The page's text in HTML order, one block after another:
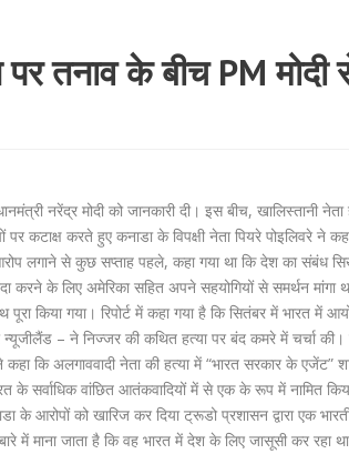
पर तनाव के बीच PM मोदी
नरेंद्र मोदी को जानकारी दी। इस बीच, खालिस्तानी नेता
कटाक्ष करते हुए कनाडा के विपक्षी नेता पियरे पोइलिवरे ने
लगाने से कुछ सप्ताह पहले, कहा गया था कि देश का संबंध
करने के लिए अमेरिका सहित अपने सहयोगियों से समर्थन मांगा
किया गया। रिपोर्ट में कहा गया है कि सितंबर में भारत में
– ने निज्जर की कथित हत्या पर बंद कमरे में चर्चा की।
कि अलगाववादी नेता की हत्या में “भारत सरकार के एजेंट”
के सर्वाधिक वांछित आतंकवादियों में से एक के रूप में नामित
के आरोपों को खारिज कर दिया ट्रूडो प्रशासन द्वारा एक
माना जाता है कि वह भारत में देश के लिए जासूसी कर रहा